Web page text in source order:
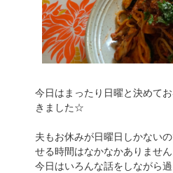
今日はまったり日曜と決めて
きました☆
夫もお休みが日曜日しかない
せる時間はなかなかありません
今日はいろんな話をしながら過